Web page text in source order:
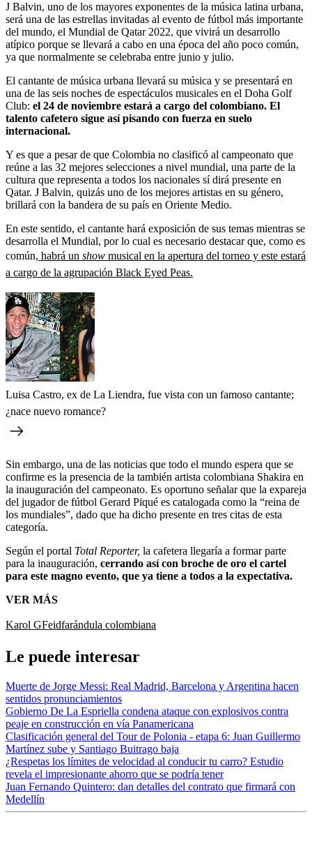
J Balvin, uno de los mayores exponentes de la música latina urbana,
será una de las estrellas invitadas al evento de fútbol más importante
del mundo, el Mundial de Qatar 2022, que vivirá un desarrollo
atípico porque se llevará a cabo en una época del año poco común,
ya que normalmente se celebraba entre junio y julio.
El cantante de música urbana llevará su música y se presentará en
una de las seis noches de espectáculos musicales en el Doha Golf
Club: el 24 de noviembre estará a cargo del colombiano. El
talento cafetero sigue así pisando con fuerza en suelo
internacional.
Y es que a pesar de que Colombia no clasificó al campeonato que
reúne a las 32 mejores selecciones a nivel mundial, una parte de la
cultura que representa a todos los nacionales sí dirá presente en
Qatar. J Balvin, quizás uno de los mejores artistas en su género,
brillará con la bandera de su país en Oriente Medio.
En este sentido, el cantante hará exposición de sus temas mientras se
desarrolla el Mundial, por lo cual es necesario destacar que, como es
común, habrá un show musical en la apertura del torneo y este estará
a cargo de la agrupación Black Eyed Peas.
Luisa Castro, ex de La Liendra, fue vista con un famoso cantante;
¿nace nuevo romance?
Sin embargo, una de las noticias que todo el mundo espera que se
confirme es la presencia de la también artista colombiana Shakira en
la inauguración del campeonato. Es oportuno señalar que la expareja
del jugador de fútbol Gerard Piqué es catalogada como la “reina de
los mundiales”, dado que ha dicho presente en tres citas de esta
categoría.
Según el portal Total Reporter, la cafetera llegaría a formar parte
para la inauguración, cerrando así con broche de oro el cartel
para este magno evento, que ya tiene a todos a la expectativa.
VER MÁS
Karol GFeidfarándula colombiana
Le puede interesar
Muerte de Jorge Messi: Real Madrid, Barcelona y Argentina hacen
sentidos pronunciamientos
Gobierno De La Espriella condena ataque con explosivos contra
peaje en construcción en vía Panamericana
Clasificación general del Tour de Polonia - etapa 6: Juan Guillermo
Martínez sube y Santiago Buitrago baja
¿Respetas los límites de velocidad al conducir tu carro? Estudio
revela el impresionante ahorro que se podría tener
Juan Fernando Quintero: dan detalles del contrato que firmará con
Medellín